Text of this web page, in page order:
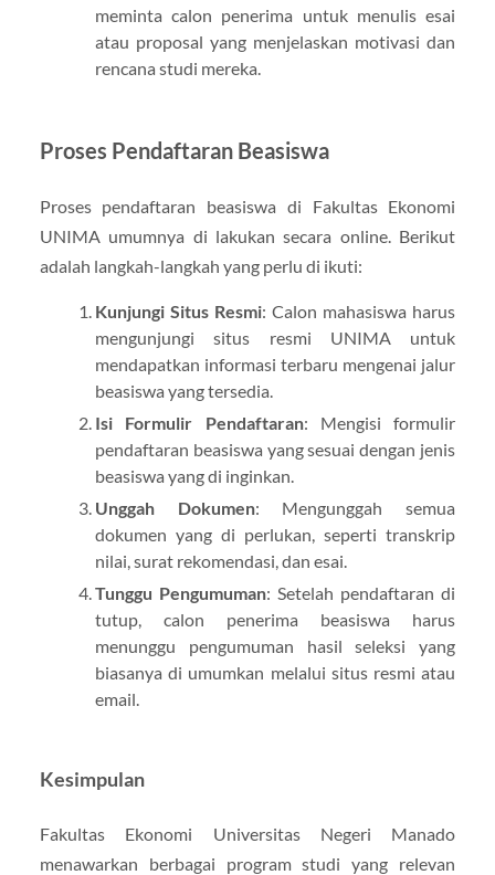
meminta calon penerima untuk menulis esai
atau proposal yang menjelaskan motivasi dan
rencana studi mereka.
Proses Pendaftaran Beasiswa
Proses pendaftaran beasiswa di Fakultas Ekonomi
UNIMA umumnya di lakukan secara online. Berikut
adalah langkah-langkah yang perlu di ikuti:
Kunjungi Situs Resmi: Calon mahasiswa harus
mengunjungi situs resmi UNIMA untuk
mendapatkan informasi terbaru mengenai jalur
beasiswa yang tersedia.
Isi Formulir Pendaftaran: Mengisi formulir
pendaftaran beasiswa yang sesuai dengan jenis
beasiswa yang di inginkan.
Unggah Dokumen: Mengunggah semua
dokumen yang di perlukan, seperti transkrip
nilai, surat rekomendasi, dan esai.
Tunggu Pengumuman: Setelah pendaftaran di
tutup, calon penerima beasiswa harus
menunggu pengumuman hasil seleksi yang
biasanya di umumkan melalui situs resmi atau
email.
Kesimpulan
Fakultas Ekonomi Universitas Negeri Manado
menawarkan berbagai program studi yang relevan